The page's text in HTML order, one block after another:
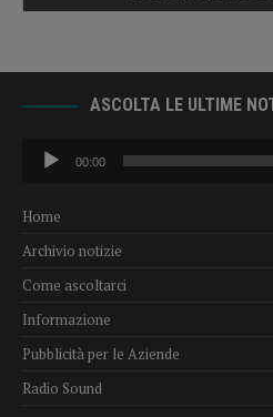
ASCOLTA LE ULTIME
Audio
Player
00:00
Home
Archivio notizie
Come ascoltarci
Informazione
Pubblicità per le Aziende
Radio Sound